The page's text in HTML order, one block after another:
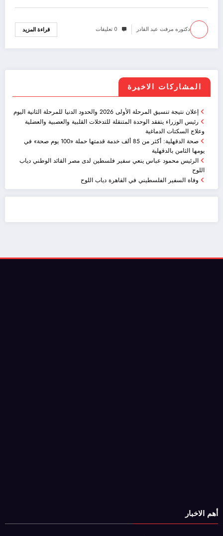
دكتوره مرفت عبد القادر 0 تعليقات قراءة المزيد
المشاركات الاخيرة
إعلان نتيجة تنسيق المرحلة الأولى 2026 والحدود الدنيا للمرحلة الثانية اليوم
رئيس الوزراء يتفقد الوحدة المتنقلة للتدخلات القلبية والعصبية والعضلية
وعلاج السكتات الدماغية
صحة الدقهلية: أكثر من 85 ألف خدمة قدمتها حملة «100 يوم صحة» في
يومها الثامن بالدقهلية
الرئيس محمود عباس ينعي سفير فلسطين لدى مصر القائد الوطني دياب
اللوح
وفاة السفير الفلسطيني في القاهرة دياب اللوح
أهم الاخبار